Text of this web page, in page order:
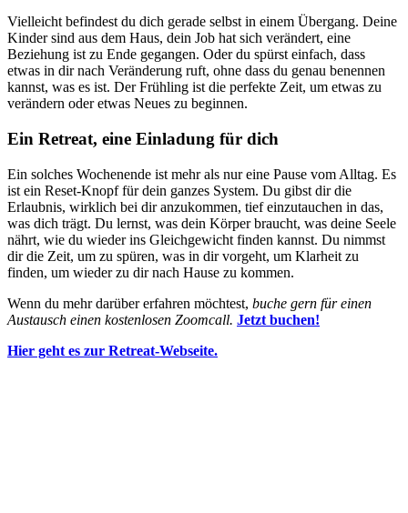
Vielleicht befindest du dich gerade selbst in einem Übergang. Deine
Kinder sind aus dem Haus, dein Job hat sich verändert, eine
Beziehung ist zu Ende gegangen. Oder du spürst einfach, dass
etwas in dir nach Veränderung ruft, ohne dass du genau benennen
kannst, was es ist. Der Frühling ist die perfekte Zeit, um etwas zu
verändern oder etwas Neues zu beginnen.
Ein Retreat, eine Einladung für dich
Ein solches Wochenende ist mehr als nur eine Pause vom Alltag. Es
ist ein Reset-Knopf für dein ganzes System. Du gibst dir die
Erlaubnis, wirklich bei dir anzukommen, tief einzutauchen in das,
was dich trägt. Du lernst, was dein Körper braucht, was deine Seele
nährt, wie du wieder ins Gleichgewicht finden kannst. Du nimmst
dir die Zeit, um zu spüren, was in dir vorgeht, um Klarheit zu
finden, um wieder zu dir nach Hause zu kommen.
Wenn du mehr darüber erfahren möchtest, buche gern für einen
Austausch einen kostenlosen Zoomcall. Jetzt buchen!
Hier geht es zur Retreat-Webseite.